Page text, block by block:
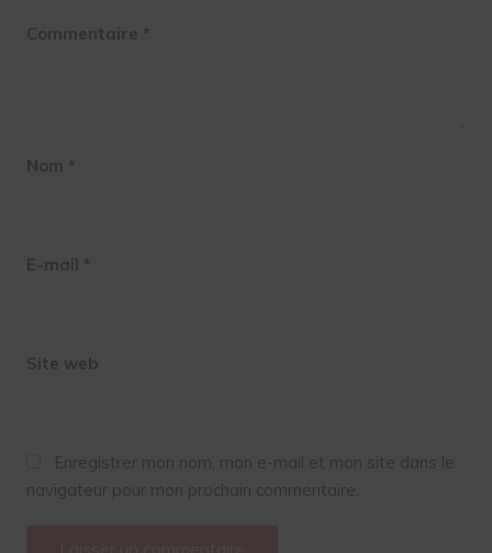
Commentaire *
Nom *
E-mail *
Site web
Enregistrer mon nom, mon e-mail et mon site dans le
navigateur pour mon prochain commentaire.